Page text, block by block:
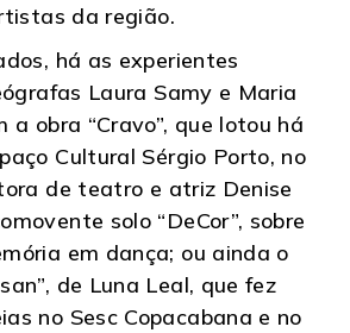
da região.
há as experientes
Laura Samy e Maria
a obra “Cravo”, que lotou há
Cultural Sérgio Porto, no
de teatro e atriz Denise
solo “DeCor”, sobre
em dança; ou ainda o
de Luna Leal, que fez
no Sesc Copacabana e no